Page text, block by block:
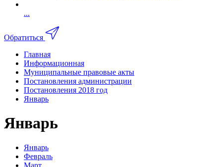
...
Обратиться
Главная
Информационная
Муниципальные правовые акты
Постановления администрации
Постановления 2018 год
Январь
Январь
Январь
Февраль
Март